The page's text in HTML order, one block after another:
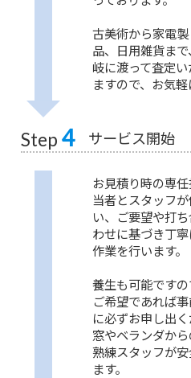
古美術から家電製
品、日用雑貨ま
岐に渡って査定い
ますので、お気軽
Step 4 サービス開始
お見積り時の専任
当者とスタッフが
い、ご要望や打
わせに基づき丁寧
作業を行います。
養生も可能です
ご希望であれば
に必ずお申し出
窓やベランダから
熟練スタッフが
ます。